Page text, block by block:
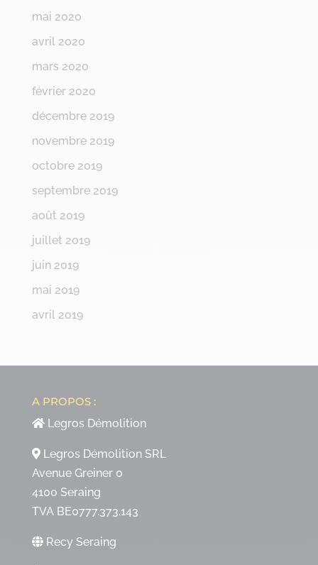
mai 2020
avril 2020
mars 2020
février 2020
décembre 2019
novembre 2019
octobre 2019
septembre 2019
août 2019
juillet 2019
juin 2019
mai 2019
avril 2019
A PROPOS :
Legros Démolition
Legros Démolition SRL
Avenue Greiner 0
4100 Seraing
TVA BE0777.373.143
Recy Seraing